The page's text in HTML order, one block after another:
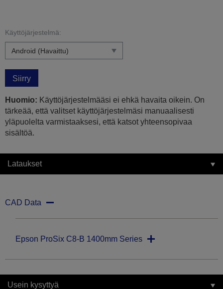
Käyttöjärjestelmä:
Siirry
Huomio: Käyttöjärjestelmääsi ei ehkä havaita oikein. On
tärkeää, että valitset käyttöjärjestelmäsi manuaalisesti
yläpuolelta varmistaaksesi, että katsot yhteensopivaa
sisältöä.
Lataukset
CAD Data
Epson ProSix C8-B 1400mm Series
Usein kysyttyä